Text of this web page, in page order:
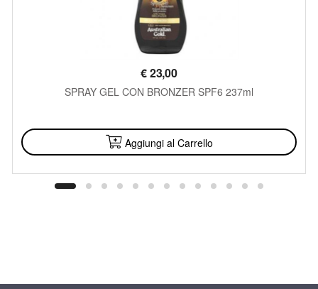
€23,00
SPRAY GEL CON BRONZER SPF6 237ml
Aggiungi al Carrello